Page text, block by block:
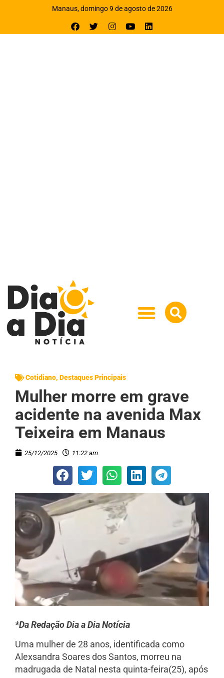
Manaus, domingo 9 de agosto de 2026
Cotidiano, Destaques Principais
Mulher morre em grave
acidente na avenida Max
Teixeira em Manaus
25/12/2025 11:22 am
*Da Redação Dia a Dia Notícia
Uma mulher de 28 anos, identificada como
Alexsandra Soares dos Santos, morreu na
madrugada de Natal nesta quinta-feira(25), após